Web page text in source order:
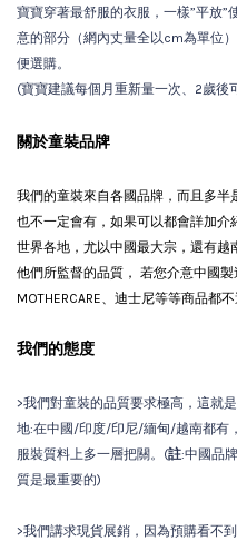
寶寶穿著最舒服的衣服，一樣”平放”
意的部分（網內丈量全以cm為單位
便選購。
(寶寶建議每個月重新量一次、2歲後
關於童裝品牌
我們的童裝來自各國品牌，而且多
也不一定會有，如果可以都會詳加
世界各地，尤以中國最大宗，還有
他們所監督的品質， 若您介意中國製
MOTHERCARE、迪士尼等等商品都不
我們的態度
>我們對童裝的品質要求極高，這就
地:在中國/印度/印尼/緬甸/越南都有
服裝質料上多一層把關。(註:中國品
質是最重要的)
>我們講求現貨展銷，因為預購看不